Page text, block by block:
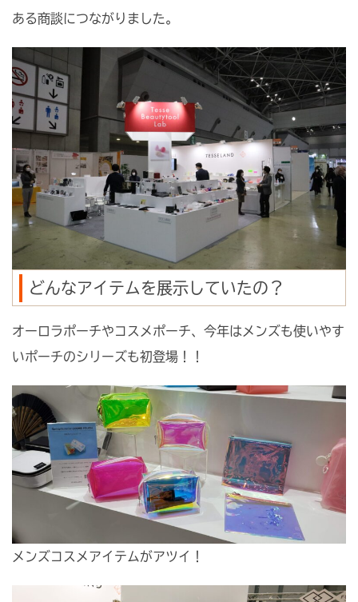
ある商談につながりました。
どんなアイテムを展示していたの？
オーロラポーチやコスメポーチ、今年はメンズも使いやす
いポーチのシリーズも初登場！！
メンズコスメアイテムがアツイ！